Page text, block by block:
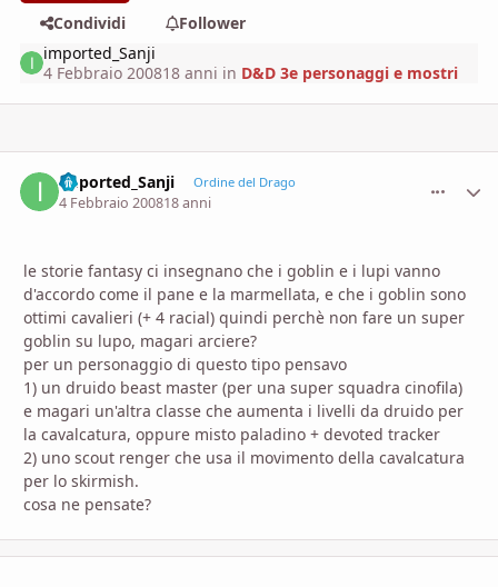
Condividi
Follower
imported_Sanji
4 Febbraio 200818 anni in D&D 3e personaggi e mostri
imported_Sanji Ordine del Drago
4 Febbraio 200818 anni
le storie fantasy ci insegnano che i goblin e i lupi vanno
d'accordo come il pane e la marmellata, e che i goblin sono
ottimi cavalieri (+ 4 racial) quindi perchè non fare un super
goblin su lupo, magari arciere?
per un personaggio di questo tipo pensavo
1) un druido beast master (per una super squadra cinofila)
e magari un'altra classe che aumenta i livelli da druido per
la cavalcatura, oppure misto paladino + devoted tracker
2) uno scout renger che usa il movimento della cavalcatura
per lo skirmish.
cosa ne pensate?